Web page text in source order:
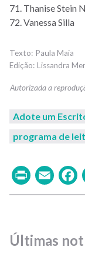
71. Thanise Stein
72. Vanessa Silla
Paula Maia
Lissandra
Adote um
programa de
Print
Últimas